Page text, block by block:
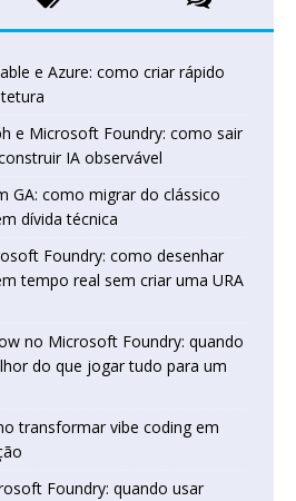
e Azure: como criar rápido
e Microsoft Foundry: como sair
IA observável
GA: como migrar do clássico
dívida técnica
Foundry: como desenhar
tempo real sem criar uma URA
no Microsoft Foundry: quando
do que jogar tudo para um
transformar vibe coding em
Foundry: quando usar